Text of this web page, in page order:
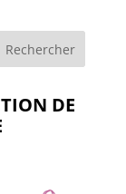
DE